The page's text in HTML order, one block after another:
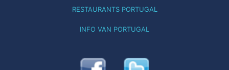
RESTAURANTS PORTUGAL
INFO VAN PORTUGAL